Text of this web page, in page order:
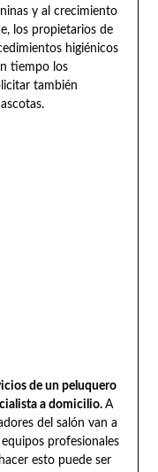
y al crecimiento
los propietarios de
higiénicos
tiempo los
también
de un peluquero
a domicilio. A
del salón van a
profesionales
esto puede ser